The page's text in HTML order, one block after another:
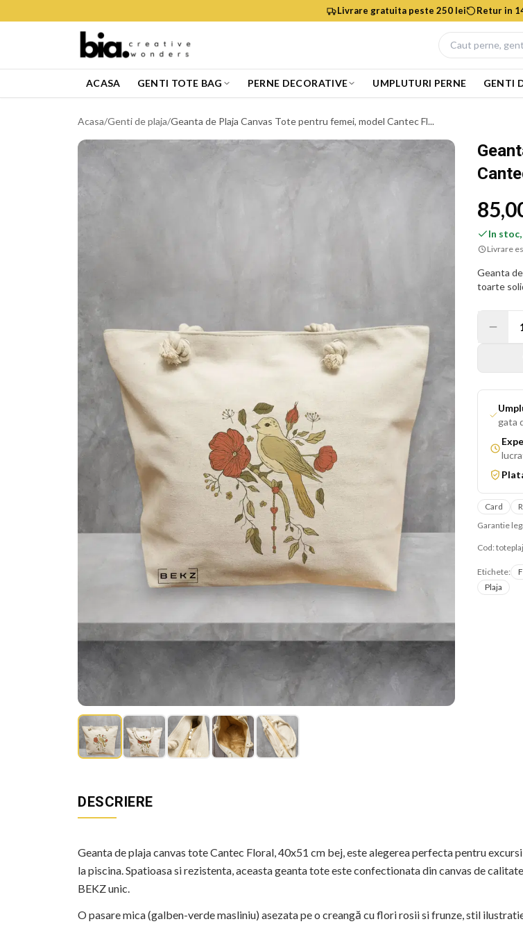
Livrare gratuita peste 250 lei Retur in
ACASA GENTI TOTE BAG PERNE DECORATIVE UMPLUTURI PERNE GENTI
Acasa/Genti de plaja/Geanta de Plaja Canvas Tote pentru femei, model Cantec Fl...
In
Livrare
Geanta
toarte
gata
Card
Garantie
Cod:
Etichete:
Plaja
DESCRIERE
Geanta de plaja canvas tote Cantec Floral, 40x51 cm bej, este alegerea perfecta pentru
la piscina. Spatioasa si rezistenta, aceasta geanta tote este confectionata din canvas de
BEKZ unic.
O pasare mica (galben-verde masliniu) asezata pe o creangă cu flori rosii si frunze, stil